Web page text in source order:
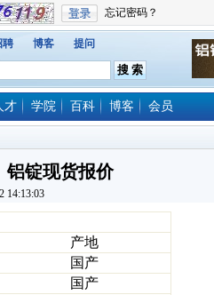
聘 博客 提问
才 学院 百科 博客 会员
铝锭现货报价
14:13:03
产地
国产
国产